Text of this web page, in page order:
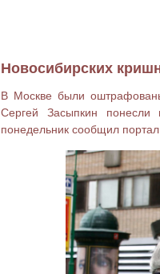
Новосибирских
В Москве были
Сергей Засыпкин
понедельник сообщил портал